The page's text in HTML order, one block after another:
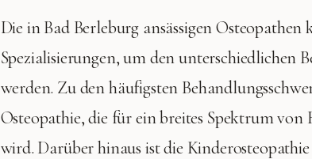
Die in Bad Berleburg ansässigen
Spezialisierungen, um den unterschiedlichen
werden. Zu den häufigsten
Osteopathie, die für ein breites Spektrum von
wird. Darüber hinaus ist die